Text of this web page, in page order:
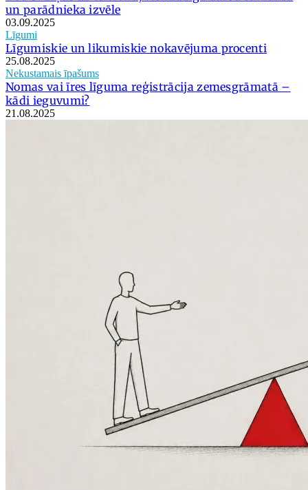
un parādnieka izvēle
03.09.2025
Līgumi
Līgumiskie un likumiskie nokavējuma procenti
25.08.2025
Nekustamais īpašums
Nomas vai īres līguma reģistrācija zemesgrāmatā –
kādi ieguvumi?
21.08.2025